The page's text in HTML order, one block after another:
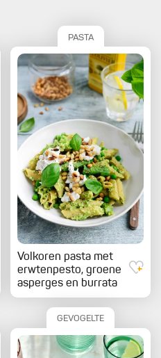
PASTA
Volkoren pasta met
erwtenpesto, groene
asperges en burrata
GEVOGELTE